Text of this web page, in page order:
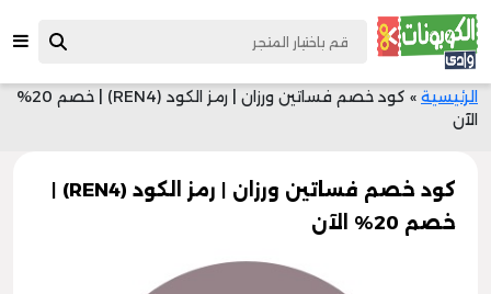
الرئيسية »
كود خصم فساتين ورزان | رمز الكود (REN4) | خصم 20%
الآن
كود خصم فساتين ورزان | رمز الكود (REN4) |
خصم 20% الآن